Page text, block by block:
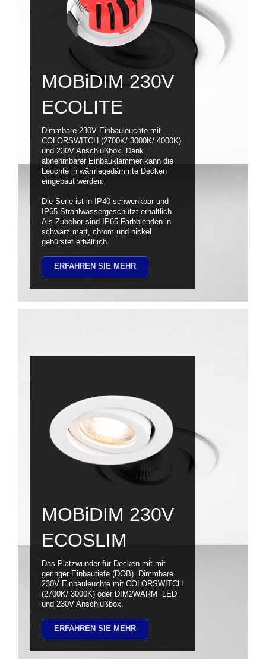
MOBiDIM 230V
ECOLITE
Dimmbare 230V Einbauleuchte mit
COLORSWITCH (2700K/ 3000K/ 4000K)
und 230V Anschlußbox. Dank
abnehmbarer Einbauklammer kann die
Leuchte in wärmegedämmte Decken
eingebaut werden.
Die Serie ist in IP40 schwenkbar und
IP65 Strahlwassergeschützt erhältlich.
Als Zubehör sind IP65 Farbblenden in
schwarz matt, chrom und nickel
gebürstet erhältlich.
ERFAHREN SIE MEHR
MOBiDIM 230V
ECOSLIM
Das Platzwunder für Decken mit mit
geringer Einbautiefe (DOB). Dimmbare
230V Einbauleuchte mit COLORSWITCH
(2700K/ 3000K) oder DIM2WARM LED
und 230V Anschlußbox.
ERFAHREN SIE MEHR